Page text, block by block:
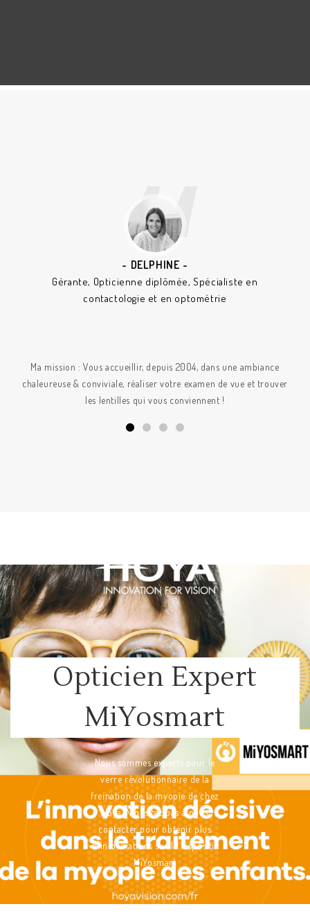
DELPHINE
Gérante, Opticienne diplômée, Spécialiste en
contactologie et en optométrie
Ma mission : Vous accueillir, depuis 2004, dans une ambiance
chaleureuse & conviviale, réaliser votre examen de vue et trouver
les lentilles qui vous conviennent !
Opticien Expert
MiYosmart
Nous sommes experts pour le
verre révolutionnaire de la
freination de la myopie de chez
Hoya. N'hésitez pas à nous
contacter pour obtenir plus
d'informations sur le dispositif
MiYosmart